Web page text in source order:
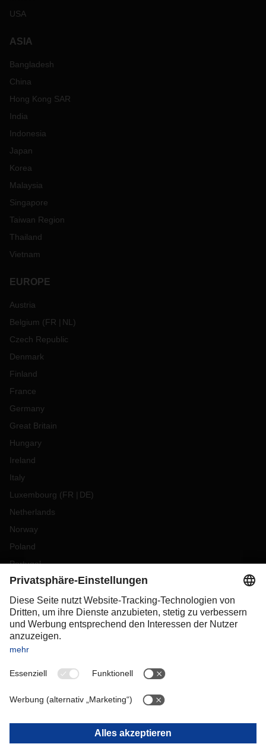
USA
ASIA
Bangladesh
China
Hong Kong SAR
India
Indonesia
Japan
Korea
Malaysia
Singapore
Taiwan Region
Thailand
Vietnam
EUROPE
Austria
Belgium (FR NL )
Czech Republic
Denmark
Finland
France
Germany
Great Britain
Hungary
Ireland
Italy
Luxembourg (FR DE)
Netherlands
Norway
Poland
Portugal
Romania
Slovakia
Spain
Sweden
Switzerland
OCEANIA